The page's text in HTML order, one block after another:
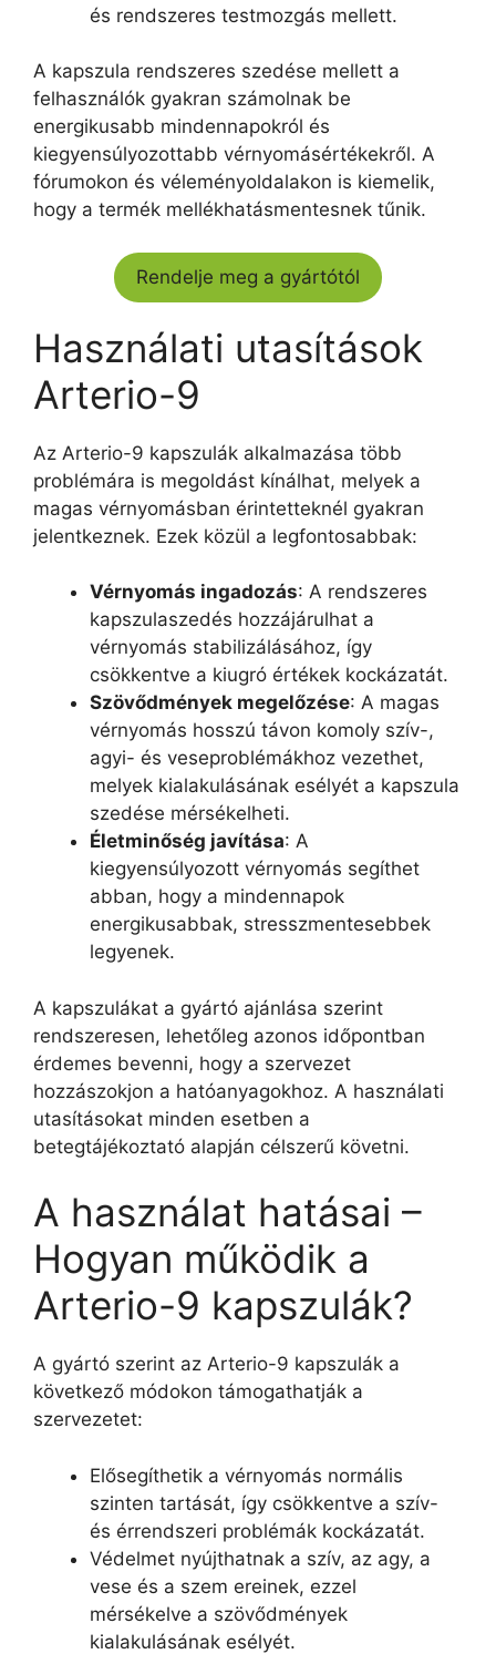
és rendszeres testmozgás mellett.
A kapszula rendszeres szedése mellett a
felhasználók gyakran számolnak be
energikusabb mindennapokról és
kiegyensúlyozottabb vérnyomásértékekről. A
fórumokon és véleményoldalakon is kiemelik,
hogy a termék mellékhatásmentesnek tűnik.
Rendelje meg a gyártótól
Használati utasítások
Arterio-9
Az Arterio-9 kapszulák alkalmazása több
problémára is megoldást kínálhat, melyek a
magas vérnyomásban érintetteknél gyakran
jelentkeznek. Ezek közül a legfontosabbak:
Vérnyomás ingadozás: A rendszeres
kapszulaszedés hozzájárulhat a
vérnyomás stabilizálásához, így
csökkentve a kiugró értékek kockázatát.
Szövődmények megelőzése: A magas
vérnyomás hosszú távon komoly szív-,
agyi- és veseproblémákhoz vezethet,
melyek kialakulásának esélyét a kapszula
szedése mérsékelheti.
Életminőség javítása: A
kiegyensúlyozott vérnyomás segíthet
abban, hogy a mindennapok
energikusabbak, stresszmentesebbek
legyenek.
A kapszulákat a gyártó ajánlása szerint
rendszeresen, lehetőleg azonos időpontban
érdemes bevenni, hogy a szervezet
hozzászokjon a hatóanyagokhoz. A használati
utasításokat minden esetben a
betegtájékoztató alapján célszerű követni.
A használat hatásai –
Hogyan működik a
Arterio-9 kapszulák?
A gyártó szerint az Arterio-9 kapszulák a
következő módokon támogathatják a
szervezetet:
Elősegíthetik a vérnyomás normális
szinten tartását, így csökkentve a szív-
és érrendszeri problémák kockázatát.
Védelmet nyújthatnak a szív, az agy, a
vese és a szem ereinek, ezzel
mérsékelve a szövődmények
kialakulásának esélyét.